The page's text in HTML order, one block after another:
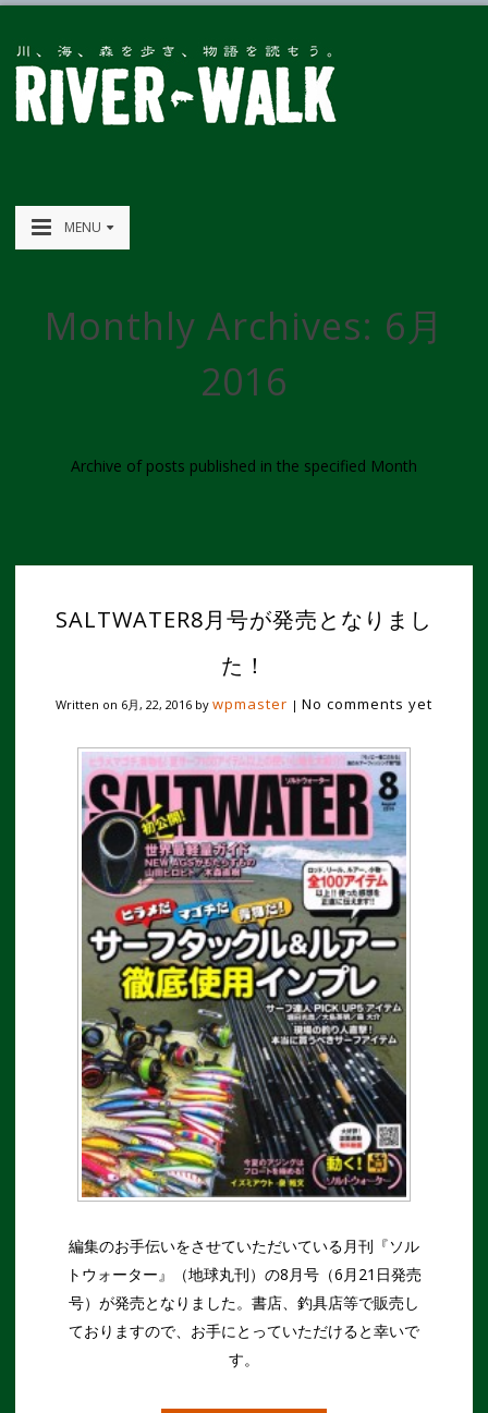
MENU
Monthly Archives: 6月
2016
Archive of posts published in the specified Month
SALTWATER8月号が発売となりまし
た！
Written on 6月, 22, 2016 by wpmaster | No comments yet
編集のお手伝いをさせていただいている月刊『ソル
トウォーター』（地球丸刊）の8月号（6月21日発売
号）が発売となりました。書店、釣具店等で販売し
ておりますので、お手にとっていただけると幸いで
す。